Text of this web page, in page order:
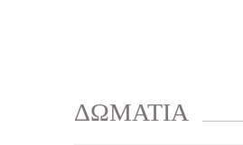
ΔΩΜΑΤΙΑ